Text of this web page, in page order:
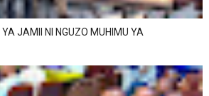
JAMII NI NGUZO MUHIMU YA